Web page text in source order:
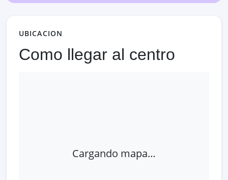
UBICACION
Como llegar al centro
Cargando mapa…